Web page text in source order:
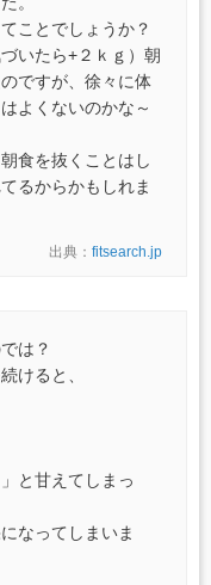
ことでしょうか？
いたら+２ｋｇ）朝
ですが、徐々に体
よくないのかな～
食を抜くことはし
るからかもしれま
出典： fitsearch.jp
は？
けると、
と甘えてしまっ
なってしまいま